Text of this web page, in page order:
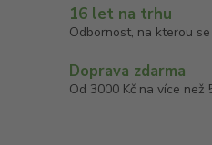
16 let na trhu
Odbornost, na kterou
Doprava zdarma
Od 3000 Kč na více než